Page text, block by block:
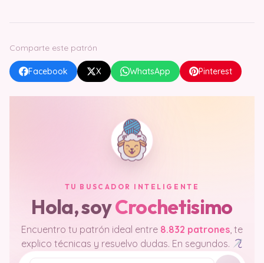
Comparte este patrón
Facebook X WhatsApp Pinterest
TU BUSCADOR INTELIGENTE
Hola, soyCrochetisimo
Encuentro tu patrón ideal entre 8.832 patrones, te
explico técnicas y resuelvo dudas. En segundos.